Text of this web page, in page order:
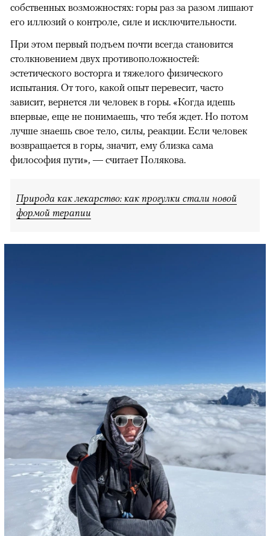
собственных возможностях: горы раз за разом лишают
его иллюзий о контроле, силе и исключительности.
При этом первый подъем почти всегда становится
столкновением двух противоположностей:
эстетического восторга и тяжелого физического
испытания. От того, какой опыт перевесит, часто
зависит, вернется ли человек в горы. «Когда идешь
впервые, еще не понимаешь, что тебя ждет. Но потом
лучше знаешь свое тело, силы, реакции. Если человек
возвращается в горы, значит, ему близка сама
философия пути», — считает Полякова.
Природа как лекарство: как прогулки стали новой
формой терапии